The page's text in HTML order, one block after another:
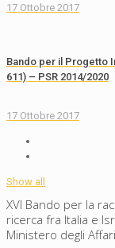
17 Ottobre 2017
Bando per il Progetto
611) – PSR 2014/2020
17 Ottobre 2017
Show all
XVI Bando per la
ricerca fra Italia e
Ministero degli